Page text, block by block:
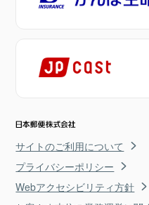
サイトのご利用について
プライバシーポリシー
Webアクセシビリティ方針